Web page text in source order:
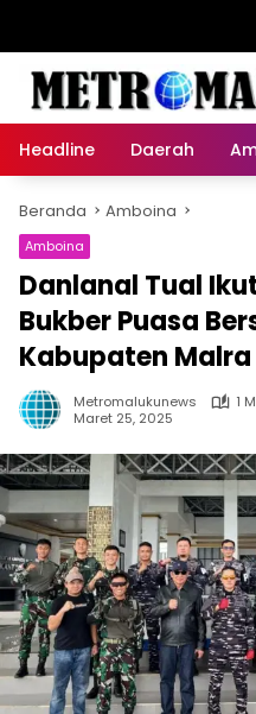
Headline Daerah
Beranda Amboina
Amboina
Danlanal Tual
Bukber Puasa
Kabupaten Malra
Metromalukunews
1
Maret 25, 2025